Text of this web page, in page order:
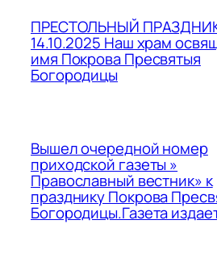
ПРЕСТОЛЬНЫЙ
14.10.2025 Наш храм
имя Покрова Пресвятыя
Богородицы
Вышел очередной номер
приходской газеты »
Православный вестник» к
празднику Покрова
Богородицы.Газета